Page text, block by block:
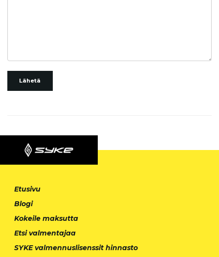
Lähetä
Etusivu
Blogi
Kokeile maksutta
Etsi valmentajaa
SYKE valmennuslisenssit hinnasto